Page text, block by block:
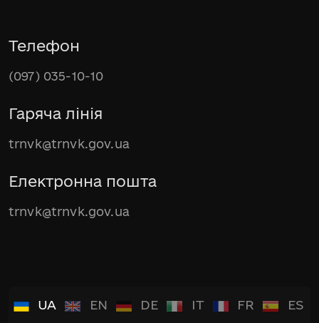
Телефон
(097) 035-10-10
Гаряча лінія
trnvk@trnvk.gov.ua
Електронна пошта
trnvk@trnvk.gov.ua
UA EN DE IT FR ES